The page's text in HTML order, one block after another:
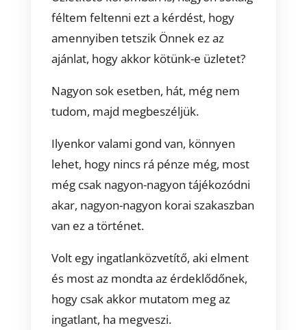
féltem feltenni ezt a kérdést, hogy
amennyiben tetszik Önnek ez az
ajánlat, hogy akkor kötünk-e üzletet?
Nagyon sok esetben, hát, még nem
tudom, majd megbeszéljük.
Ilyenkor valami gond van, könnyen
lehet, hogy nincs rá pénze még, most
még csak nagyon-nagyon tájékozódni
akar, nagyon-nagyon korai szakaszban
van ez a történet.
Volt egy ingatlanközvetítő, aki elment
és most az mondta az érdeklődőnek,
hogy csak akkor mutatom meg az
ingatlant, ha megveszi.